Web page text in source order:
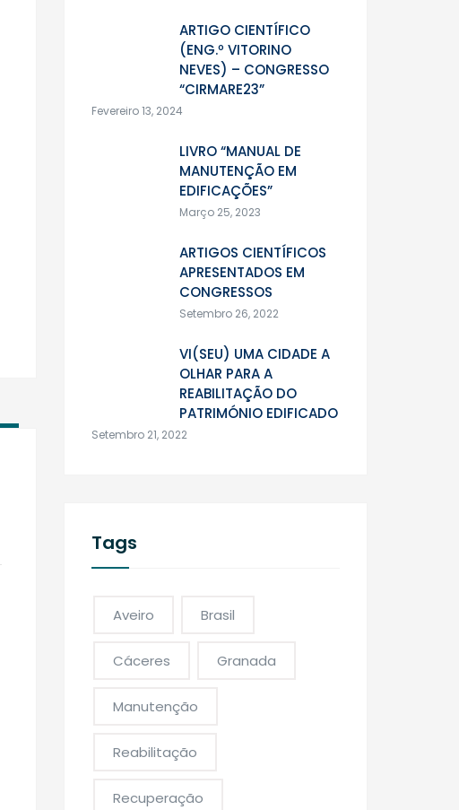
ARTIGO CIENTÍFICO
(ENG.º VITORINO
NEVES) – CONGRESSO
“CIRMARE23”
Fevereiro 13, 2024
LIVRO “MANUAL DE
MANUTENÇÃO EM
EDIFICAÇÕES”
Março 25, 2023
ARTIGOS CIENTÍFICOS
APRESENTADOS EM
CONGRESSOS
Setembro 26, 2022
VI(SEU) UMA CIDADE A
OLHAR PARA A
REABILITAÇÃO DO
PATRIMÓNIO EDIFICADO
Setembro 21, 2022
Tags
Aveiro Brasil
Cáceres Granada
Manutenção
Reabilitação
Recuperação